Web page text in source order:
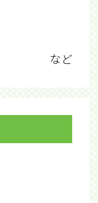
など